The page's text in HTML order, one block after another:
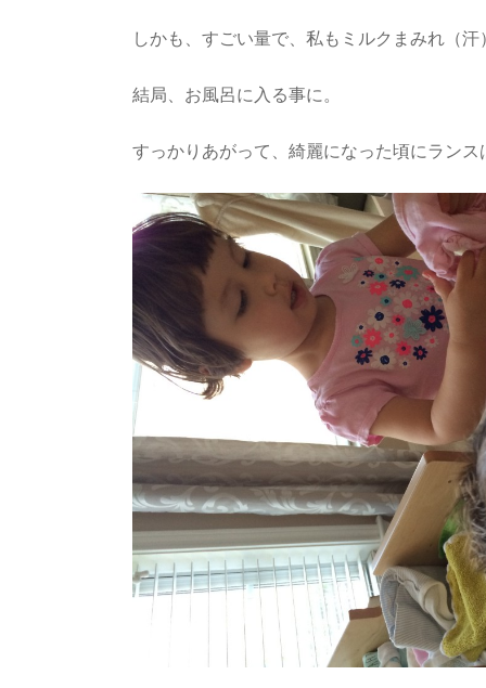
しかも、すごい量で、私もミルクまみれ（汗）
結局、お風呂に入る事に。
すっかりあがって、綺麗になった頃にランス